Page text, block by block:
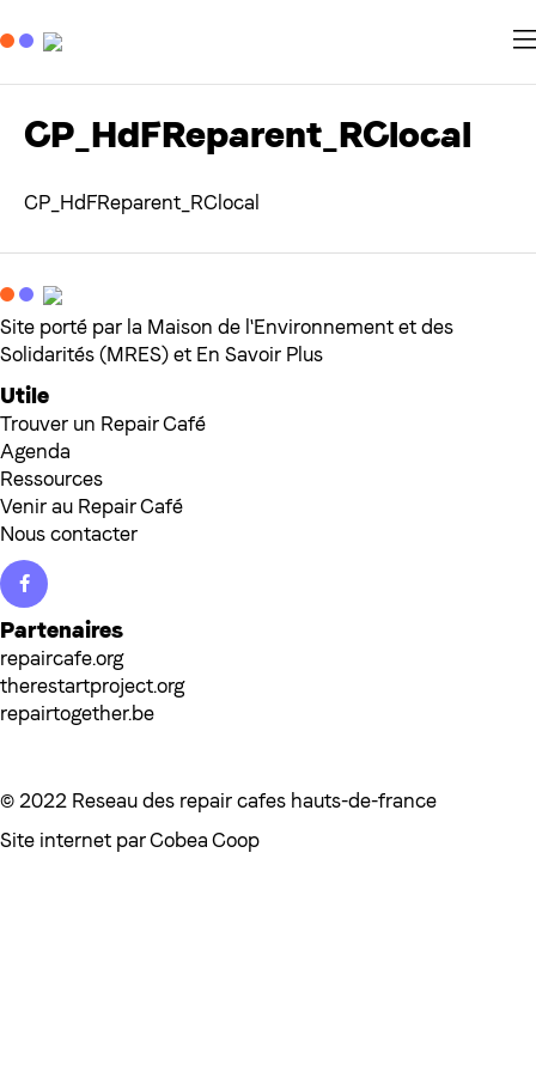
CP_HdFReparent_RClocal
CP_HdFReparent_RClocal
Site porté par la Maison de l'Environnement et des
Solidarités (MRES) et En Savoir Plus
Utile
Trouver un Repair Café
Agenda
Ressources
Venir au Repair Café
Nous contacter
Facebook
Partenaires
repaircafe.org
therestartproject.org
repairtogether.be
© 2022 Reseau des repair cafes hauts-de-france
Site internet parCobea Coop